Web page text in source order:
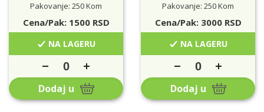
Pakovanje: 250 Kom
Cena/Pak: 1500RSD
NA LAGERU
Dodaj u
Pakovanje: 250 Kom
Cena/Pak: 3000RSD
NA LAGERU
Dodaj u